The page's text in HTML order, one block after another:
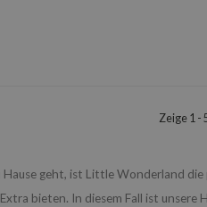
Zeige 1 -
geht, ist Little Wonderland
bieten. In diesem Fall ist